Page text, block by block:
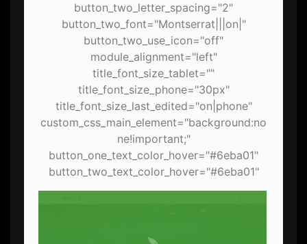
button_two_letter_spacing="2"
button_two_font="Montserrat|||on|"
button_two_use_icon="off"
module_alignment="left"
title_font_size_tablet=""
title_font_size_phone="30px"
title_font_size_last_edited="on|phone"
custom_css_main_element="background:no
ne!important;"
button_one_text_color_hover="#6eba01"
button_two_text_color_hover="#6eba01"